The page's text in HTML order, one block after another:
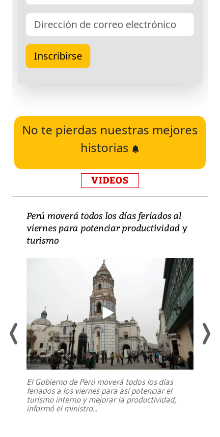
No te pierdas nuestras mejores
historias
VIDEOS
Perú moverá todos los días feriados al
viernes para potenciar productividad y
turismo
El Gobierno de Perú moverá todos los días
feriados a los viernes para así potenciar el
turismo interno y mejorar la productividad,
informó el ministro...